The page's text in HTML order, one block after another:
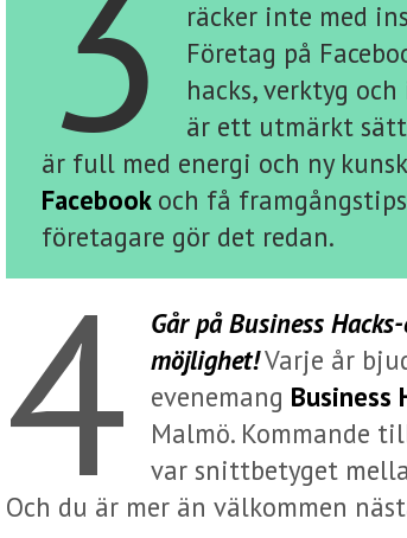
räcker inte med
Företag på
hacks, verktyg
är ett utmärkt
är full med energi och ny
Facebook och få
företagare gör det redan.
4
Går på Business
möjlighet!Varje år
evenemang Business
Malmö. Kommande
var snittbetyget
Och du är mer än välkommen